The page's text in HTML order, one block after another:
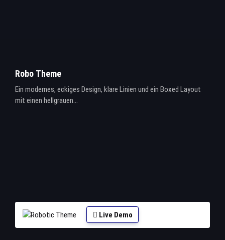
Robo Theme
Ein modernes, eckiges Design, klare Linien und ein Boxed Layout
mit einen hellgrauen...
Live Demo